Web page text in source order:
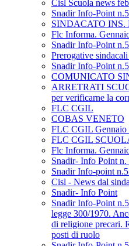
Cisl Scuola news
Snadir Info-Point
SINDACATO
Flc Informa.
Snadir Info-Point
Prerogative
Snadir Info-Point
COMUNICATO
ARRETRATI
per verificarne la
FLC CGIL
COBAS VENETO
FLC CGIL Gennaio
FLC CGIL
Flc Informa.
Snadir- Info Point n.
Snadir Info-point
Cisl - News dal
Snadir- Info Point
Snadir Info-Point
legge 300/1970.
di religione precari.
posti di ruolo